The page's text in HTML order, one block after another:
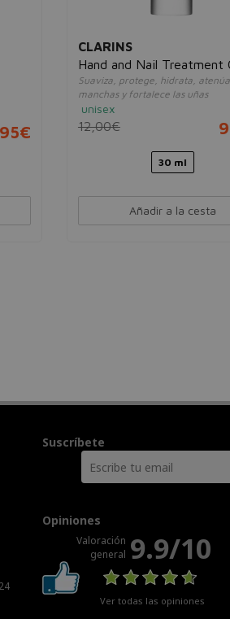
and Nail Treatment Cream
protege, hidrata, atenúa las
y fortalece las uñas
9,95€
Suscríbete
Opiniones
Valoración
general 9.9/10
Ver todas las opiniones